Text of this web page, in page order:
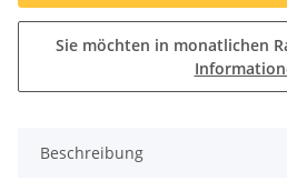
Sie möchten in monatlichen
Beschreibung